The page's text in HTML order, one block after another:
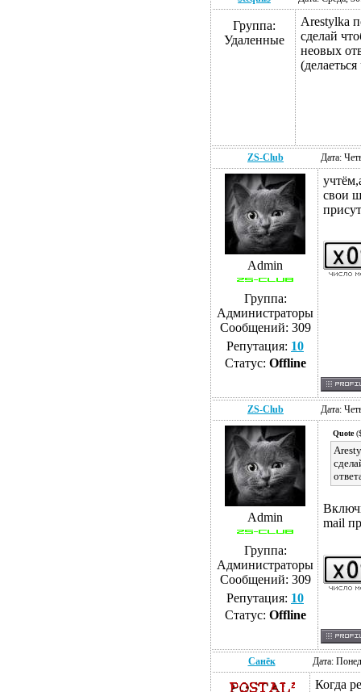
Группа:
Удаленные
Arestylka
сделай
неовых
ZS-Club Дата:
Admin
Группа:
Администраторы
Сообщений: 309
Репутация: 10
Статус: Offline
свои
ZS-Club Дата:
Admin
Группа:
Администраторы
Сообщений: 309
Репутация: 10
Статус: Offline
Quote
mail
Санёк Дата:
Когда